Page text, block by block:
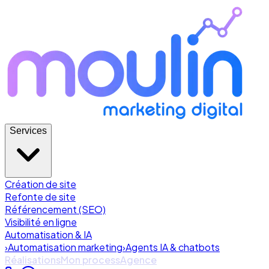
Services
Création de site
Refonte de site
Référencement (SEO)
Visibilité en ligne
Automatisation & IA
›Automatisation marketing›Agents IA & chatbots
RéalisationsMon processAgence